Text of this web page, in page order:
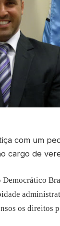
com um
cargo de
os direitos